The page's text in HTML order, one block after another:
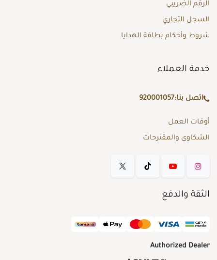
الرقم الضريبي
السجل التجاري
شروط وأحكام بطاقة الهدايا
خدمة العملاء
اتصل بنا:920001057
أوقات العمل
الشكاوى والمقترحات
الثقة والدفع
Authorized Dealer